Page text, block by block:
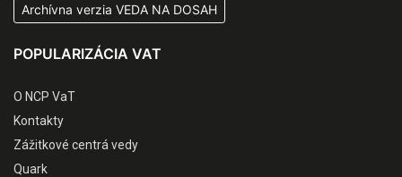
Archívna verzia VEDA NA DOSAH
POPULARIZÁCIA VAT
O NCP VaT
Kontakty
Zážitkové centrá vedy
Quark